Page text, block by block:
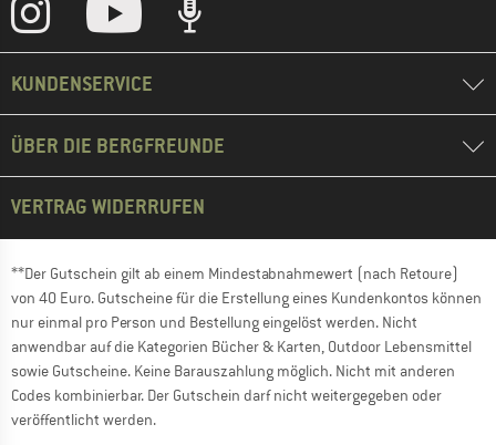
KUNDENSERVICE
ÜBER DIE BERGFREUNDE
VERTRAG WIDERRUFEN
**Der Gutschein gilt ab einem Mindestabnahmewert (nach Retoure)
von 40 Euro. Gutscheine für die Erstellung eines Kundenkontos können
nur einmal pro Person und Bestellung eingelöst werden. Nicht
anwendbar auf die Kategorien Bücher & Karten, Outdoor Lebensmittel
sowie Gutscheine. Keine Barauszahlung möglich. Nicht mit anderen
Codes kombinierbar. Der Gutschein darf nicht weitergegeben oder
veröffentlicht werden.